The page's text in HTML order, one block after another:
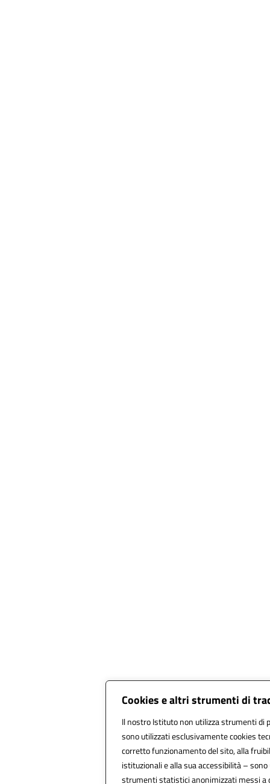
Cookies e altri strumenti di
Il nostro Istituto non utilizza strumenti di
sono utilizzati esclusivamente cookies
corretto funzionamento del sito, alla
istituzionali e alla sua accessibilità –
strumenti statistici anonimizzati messi a